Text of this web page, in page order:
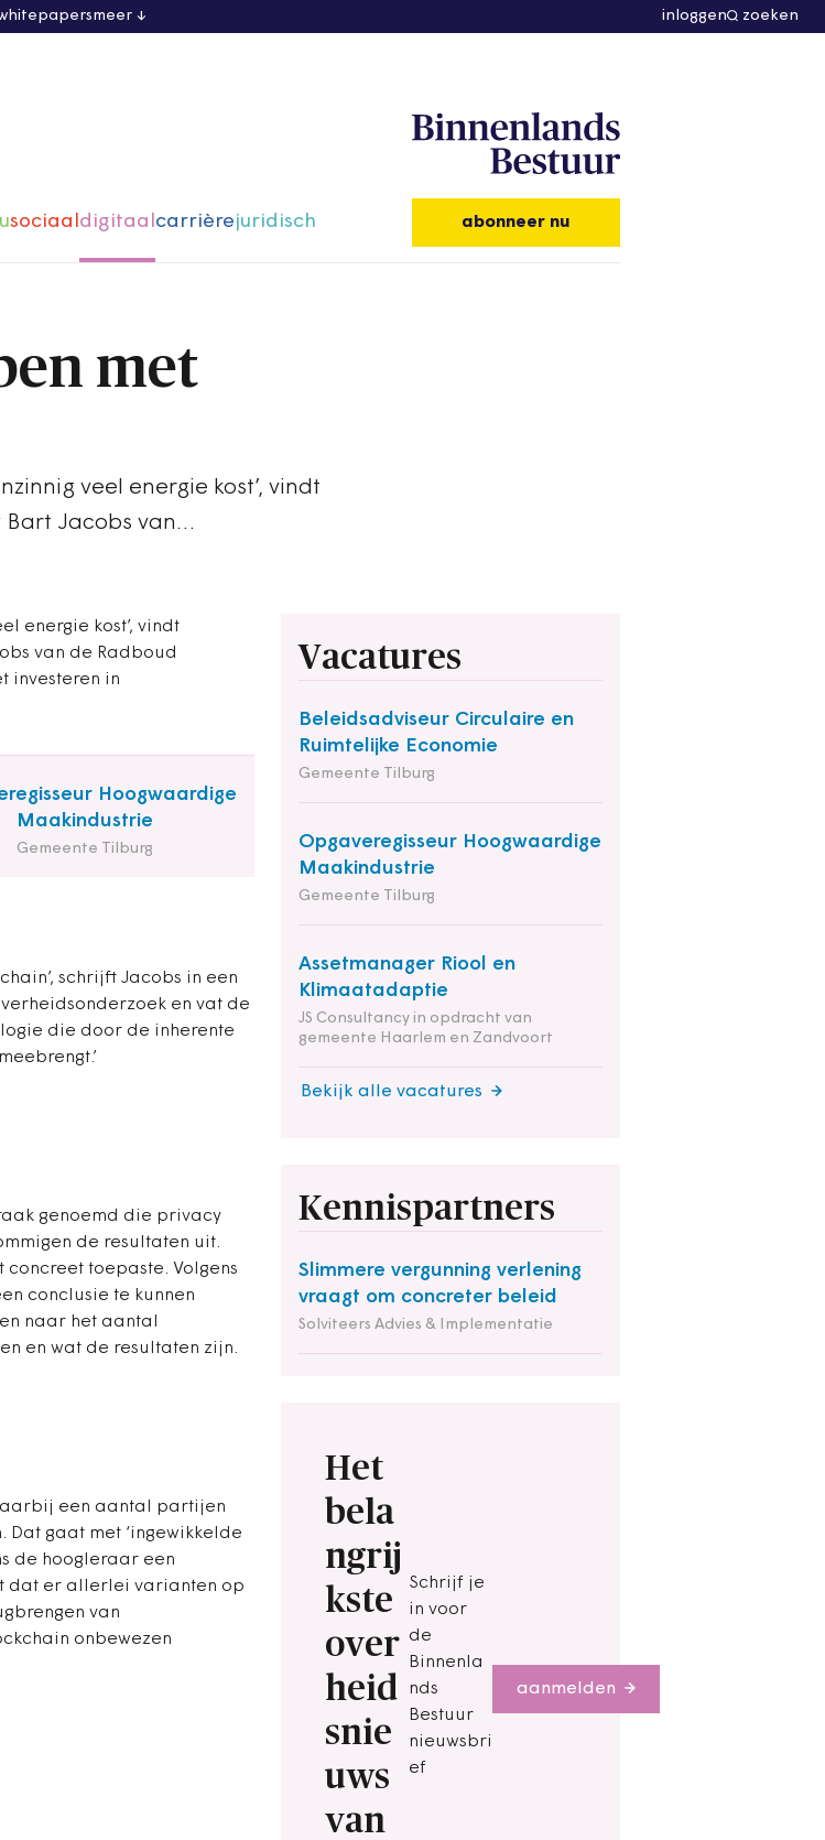
meer inloggen zoeken
sociaaldigitaalcarrièrejuridisch abonneer nu
met
veel energie kost’, vindt
Jacobs van…
energie kost’, vindt
van de Radboud
investeren in
Hoogwaardige
Maakindustrie
Gemeente Tilburg
Vacatures
Beleidsadviseur Circulaire en
Ruimtelijke Economie
Gemeente Tilburg
Opgaveregisseur Hoogwaardige
Maakindustrie
Gemeente Tilburg
Assetmanager Riool en
Klimaatadaptie
JS Consultancy in opdracht van
gemeente Haarlem en Zandvoort
Bekijk alle vacatures
Kennispartners
Slimmere vergunning verlening
vraagt om concreter beleid
Solviteers Advies & Implementatie
Het
bela
ngrij
kste
over
heid
snie
uws
van
Schrijf je
in voor
de
Binnenla
nds
Bestuur
nieuwsbri
ef
aanmelden
schrijft Jacobs in een
en vat de
die door de inherente
genoemd die privacy
de resultaten uit.
concreet toepaste. Volgens
conclusie te kunnen
naar het aantal
en wat de resultaten zijn.
een aantal partijen
gaat met ‘ingewikkelde
de hoogleraar een
dat er allerlei varianten op
van
onbewezen